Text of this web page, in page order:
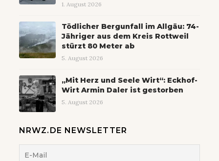
1. August 2026
Tödlicher Bergunfall im Allgäu: 74-
Jähriger aus dem Kreis Rottweil
stürzt 80 Meter ab
5. August 2026
„Mit Herz und Seele Wirt“: Eckhof-
Wirt Armin Daler ist gestorben
5. August 2026
NRWZ.DE NEWSLETTER